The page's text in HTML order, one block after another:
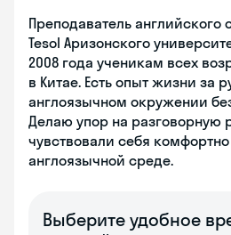
Преподаватель английского
Tesol Аризонского
2008 года ученикам всех
в Китае. Есть опыт жизни за
англоязычном окружении
Делаю упор на разговорную
чувствовали себя
англоязычной среде.
Выберите удобное